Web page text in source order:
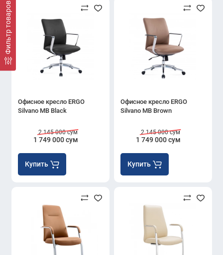
Фильтр товаров
Офисное кресло ERGO
Silvano MB Black
1 749 000 сум
2 145 000 сум
Купить
Офисное кресло ERGO
Silvano MB Brown
1 749 000 сум
2 145 000 сум
Купить